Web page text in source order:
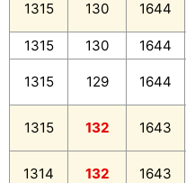
1315 130 1644
1315
130 1644
1315 129 1644
1315 132 1643
1314 132 1643